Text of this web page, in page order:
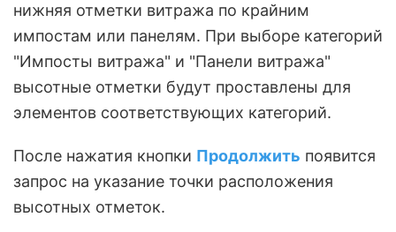
нижняя отметки витража по крайним
импостам или панелям. При выборе категорий
"Импосты витража" и "Панели витража"
высотные отметки будут проставлены для
элементов соответствующих категорий.
После нажатия кнопки Продолжить появится
запрос на указание точки расположения
высотных отметок.